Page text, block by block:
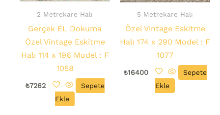
2 Metrekare Halı
Gerçek EL Dokuma
Özel Vintage Eskitme
Halı 114 x 196 Model : F
1058
₺7262
Sepete
Ekle
5 Metrekare Halı
Özel Vintage Eskitme
Halı 174 x 290 Model : F
1077
₺16400
Sepete
Ekle